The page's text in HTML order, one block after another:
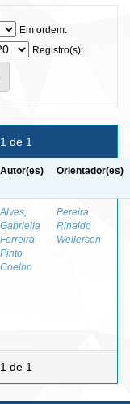
Em ordem:
Registro(s):
de 1
Autor(es) Orientador(es)
Alves,
Gabriella
Ferreira
Pinto
Coelho
Pereira,
Rinaldo
Wellerson
de 1